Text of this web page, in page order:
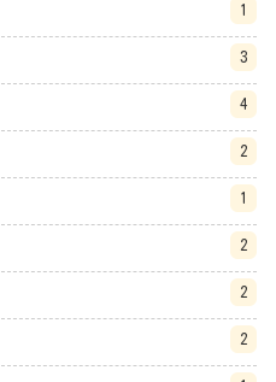
1
3
4
2
1
2
2
2